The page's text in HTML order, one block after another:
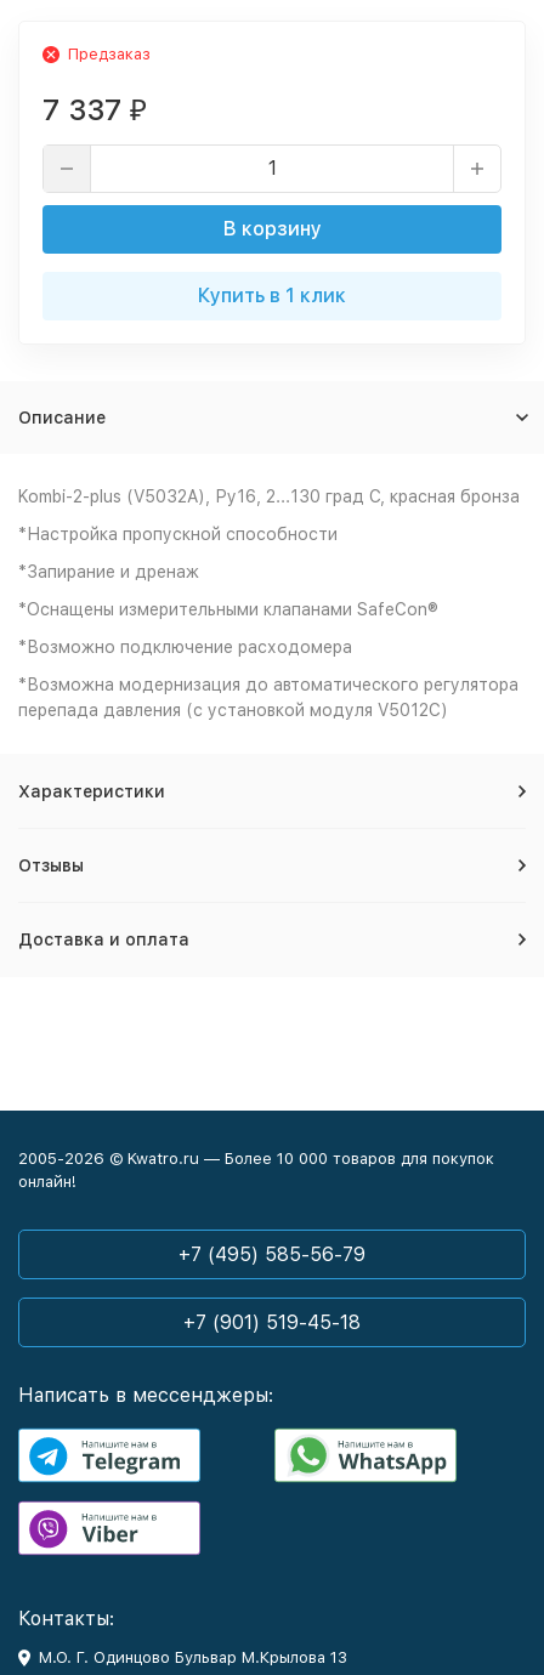
Предзаказ
7 337 ₽
В корзину
Купить в 1 клик
Описание
Kombi-2-plus (V5032A), Ру16, 2...130 град С, красная бронза
*Настройка пропускной способности
*Запирание и дренаж
*Оснащены измерительными клапанами SafeCon®
*Возможно подключение расходомера
*Возможна модернизация до автоматического регулятора
перепада давления (с установкой модуля V5012C)
Характеристики
Отзывы
Доставка и оплата
2005-2026 © Kwatro.ru — Более 10 000 товаров для покупок
онлайн!
+7 (495) 585-56-79
+7 (901) 519-45-18
Написать в мессенджеры:
Контакты:
М.О. Г. Одинцово Бульвар М.Крылова 13